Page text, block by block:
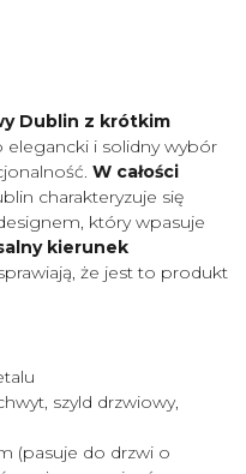
Dublin z krótkim
elegancki i solidny wybór
W całości
charakteryzuje się
który wpasuje
kierunek
że jest to produkt
szyld drzwiowy,
(pasuje do drzwi o